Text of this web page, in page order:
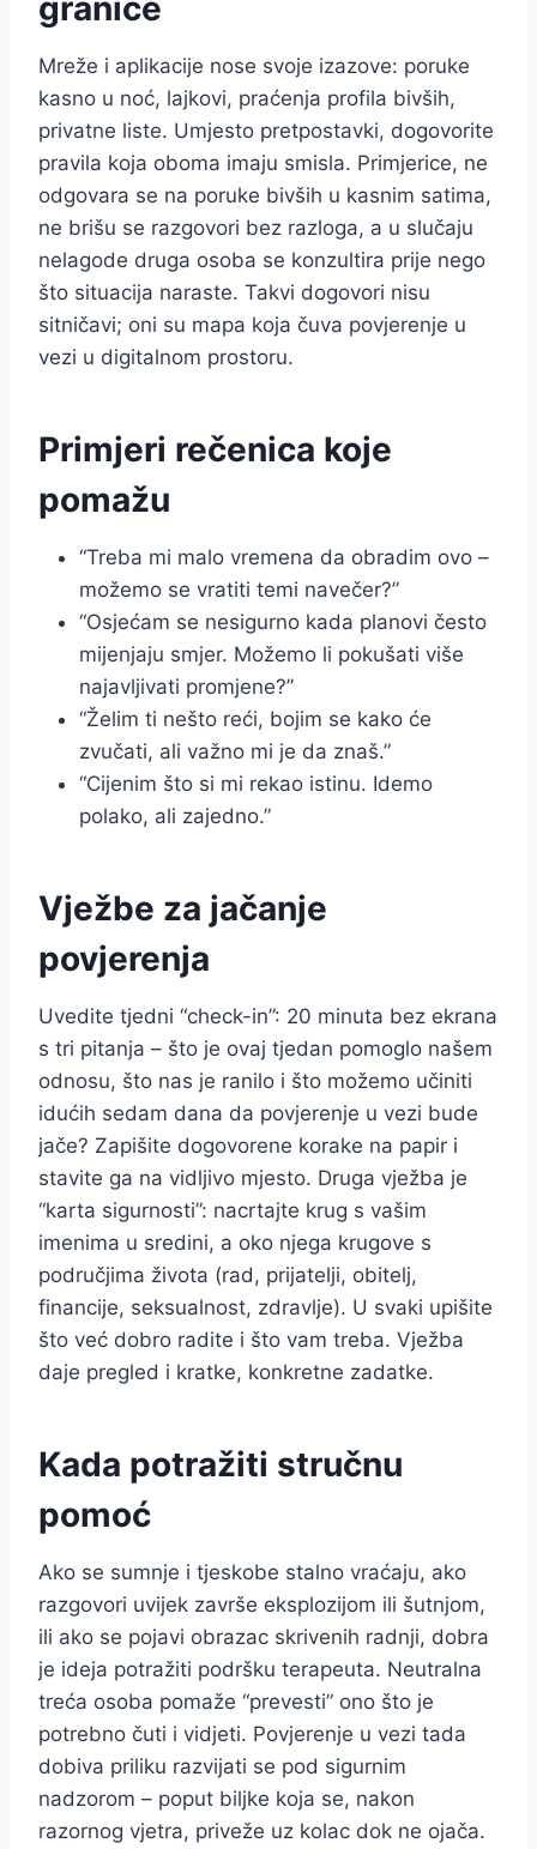
granice
Mreže i aplikacije nose svoje izazove: poruke
kasno u noć, lajkovi, praćenja profila bivših,
privatne liste. Umjesto pretpostavki, dogovorite
pravila koja oboma imaju smisla. Primjerice, ne
odgovara se na poruke bivših u kasnim satima,
ne brišu se razgovori bez razloga, a u slučaju
nelagode druga osoba se konzultira prije nego
što situacija naraste. Takvi dogovori nisu
sitničavi; oni su mapa koja čuva povjerenje u
vezi u digitalnom prostoru.
Primjeri rečenica koje
pomažu
“Treba mi malo vremena da obradim ovo –
možemo se vratiti temi navečer?”
“Osjećam se nesigurno kada planovi često
mijenjaju smjer. Možemo li pokušati više
najavljivati promjene?”
“Želim ti nešto reći, bojim se kako će
zvučati, ali važno mi je da znaš.”
“Cijenim što si mi rekao istinu. Idemo
polako, ali zajedno.”
Vježbe za jačanje
povjerenja
Uvedite tjedni “check-in”: 20 minuta bez ekrana
s tri pitanja – što je ovaj tjedan pomoglo našem
odnosu, što nas je ranilo i što možemo učiniti
idućih sedam dana da povjerenje u vezi bude
jače? Zapišite dogovorene korake na papir i
stavite ga na vidljivo mjesto. Druga vježba je
“karta sigurnosti”: nacrtajte krug s vašim
imenima u sredini, a oko njega krugove s
područjima života (rad, prijatelji, obitelj,
financije, seksualnost, zdravlje). U svaki upišite
što već dobro radite i što vam treba. Vježba
daje pregled i kratke, konkretne zadatke.
Kada potražiti stručnu
pomoć
Ako se sumnje i tjeskobe stalno vraćaju, ako
razgovori uvijek završe eksplozijom ili šutnjom,
ili ako se pojavi obrazac skrivenih radnji, dobra
je ideja potražiti podršku terapeuta. Neutralna
treća osoba pomaže “prevesti” ono što je
potrebno čuti i vidjeti. Povjerenje u vezi tada
dobiva priliku razvijati se pod sigurnim
nadzorom – poput biljke koja se, nakon
razornog vjetra, priveže uz kolac dok ne ojača.